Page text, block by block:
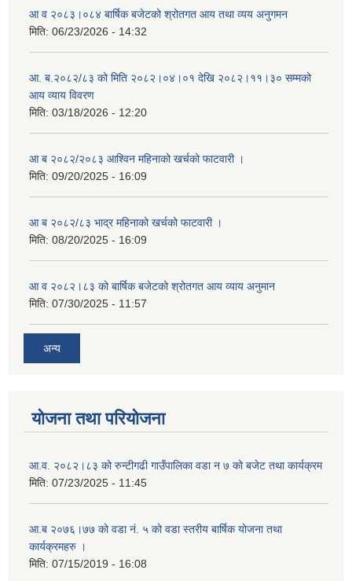
आ व २०८३।०८४ बार्षिक बजेटको श्रोतगत आय तथा व्यय अनुगमन
मिति: 06/23/2026 - 14:32
आ. ब.२०८२/८३ को मिति २०८२।०४।०१ देखि २०८२।११।३० सम्मको
आय व्याय विवरण
मिति: 03/18/2026 - 12:20
आ ब २०८२/२०८३ आश्विन महिनाको खर्चको फाटवारी ।
मिति: 09/20/2025 - 16:09
आ ब २०८२/८३ भाद्र महिनाको खर्चको फाटवारी ।
मिति: 08/20/2025 - 16:09
आ व २०८२।८३ को बार्षिक बजेटको श्रोतगत आय व्याय अनुमान
मिति: 07/30/2025 - 11:57
अन्य
योजना तथा परियोजना
आ.व. २०८२।८३ को रुन्टीगढी गाउँपालिका वडा न ७ को बजेट तथा कार्यक्रम
मिति: 07/23/2025 - 11:45
आ.ब २०७६।७७ को वडा नं. ५ को वडा स्तरीय बार्षिक योजना तथा
कार्यक्रमहरु ।
मिति: 07/15/2019 - 16:08